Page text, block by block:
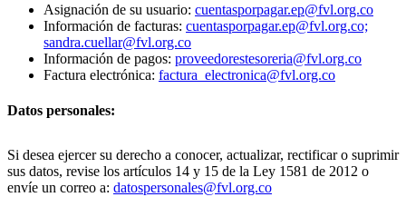
Asignación de su usuario: cuentasporpagar.ep@fvl.org.co
Información de facturas: cuentasporpagar.ep@fvl.org.co;
sandra.cuellar@fvl.org.co
Información de pagos: proveedorestesoreria@fvl.org.co
Factura electrónica: factura_electronica@fvl.org.co
Datos personales:
Si desea ejercer su derecho a conocer, actualizar, rectificar o suprimir
sus datos, revise los artículos 14 y 15 de la Ley 1581 de 2012 o
envíe un correo a: datospersonales@fvl.org.co